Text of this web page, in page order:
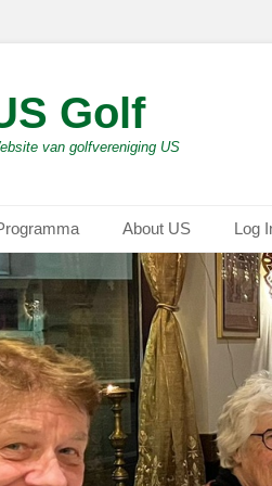
Golf
van golfvereniging US
About US Log